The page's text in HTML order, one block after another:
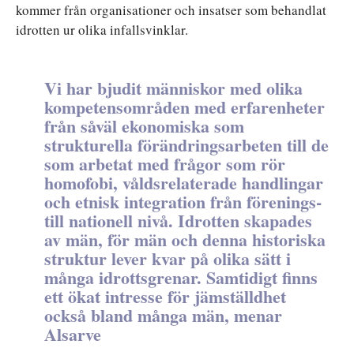
kommer från organisationer och insatser som behandlat
idrotten ur olika infallsvinklar.
Vi har bjudit människor med olika
kompetensområden med erfarenheter
från såväl ekonomiska som
strukturella förändringsarbeten till de
som arbetat med frågor som rör
homofobi, våldsrelaterade handlingar
och etnisk integration från förenings-
till nationell nivå. Idrotten skapades
av män, för män och denna historiska
struktur lever kvar på olika sätt i
många idrottsgrenar. Samtidigt finns
ett ökat intresse för jämställdhet
också bland många män, menar
Alsarve